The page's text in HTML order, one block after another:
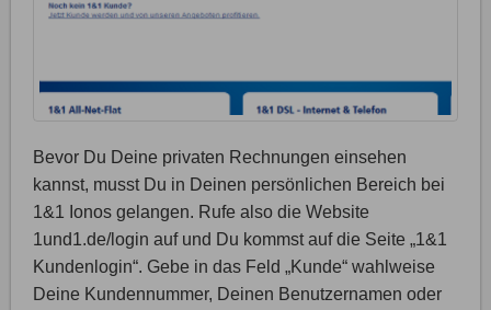
Bevor Du Deine privaten Rechnungen einsehen
kannst, musst Du in Deinen persönlichen Bereich bei
1&1 Ionos gelangen. Rufe also die Website
1und1.de/login auf und Du kommst auf die Seite „1&1
Kundenlogin“. Gebe in das Feld „Kunde“ wahlweise
Deine Kundennummer, Deinen Benutzernamen oder